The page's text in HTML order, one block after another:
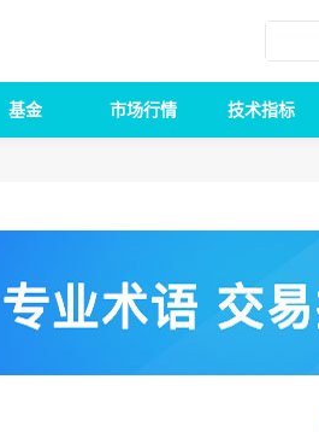
基金 市场行情 技术指标